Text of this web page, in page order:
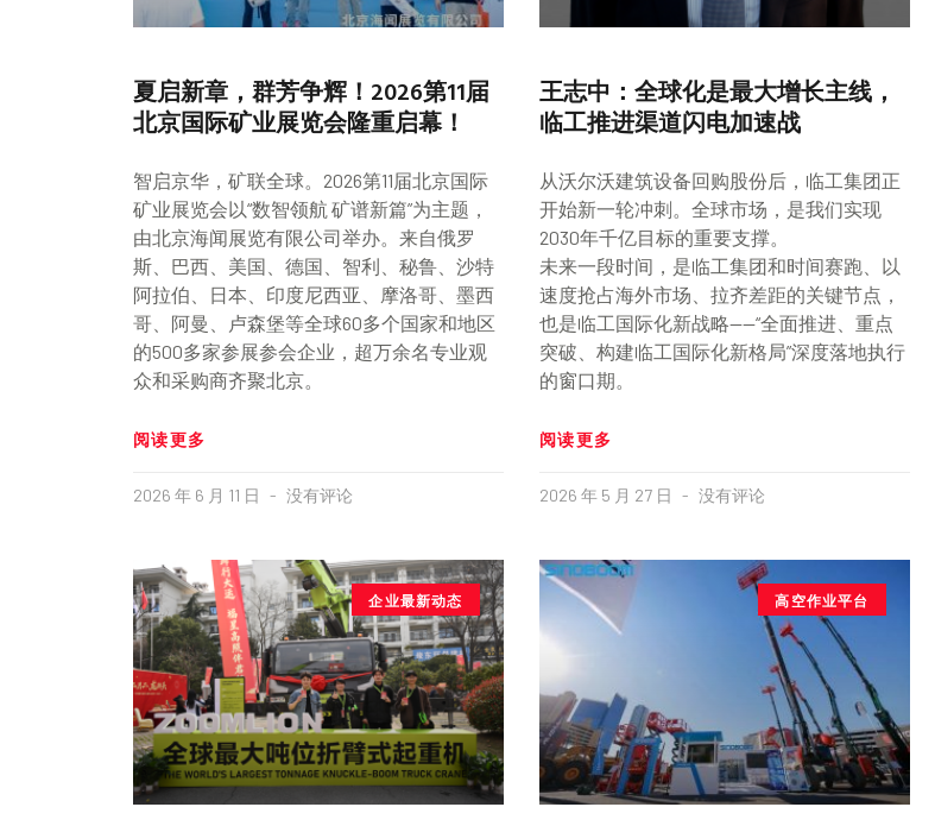
夏启新章，群芳争辉！2026第11届
北京国际矿业展览会隆重启幕！
智启京华，矿联全球。2026第11届北京国际
矿业展览会以“数智领航 矿谱新篇”为主题，
由北京海闻展览有限公司举办。来自俄罗
斯、巴西、美国、德国、智利、秘鲁、沙特
阿拉伯、日本、印度尼西亚、摩洛哥、墨西
哥、阿曼、卢森堡等全球60多个国家和地区
的500多家参展参会企业，超万余名专业观
众和采购商齐聚北京。
阅读更多
2026 年 6 月 11 日 没有评论
王志中：全球化是最大增长主线，
临工推进渠道闪电加速战
从沃尔沃建筑设备回购股份后，临工集团正
开始新一轮冲刺。全球市场，是我们实现
2030年千亿目标的重要支撑。
未来一段时间，是临工集团和时间赛跑、以
速度抢占海外市场、拉齐差距的关键节点，
也是临工国际化新战略——“全面推进、重点
突破、构建临工国际化新格局”深度落地执行
的窗口期。
阅读更多
2026 年 5 月 27 日 没有评论
企业最新动态 高空作业平台